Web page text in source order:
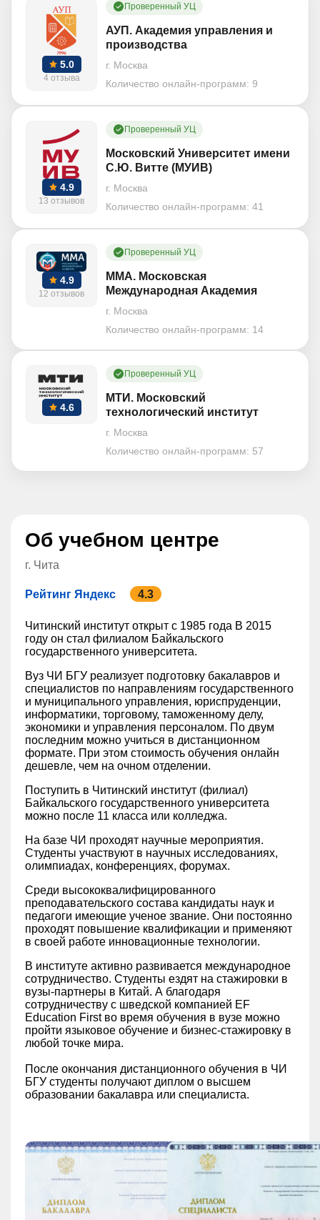
5.0
4 отзыва
Проверенный УЦ
АУП. Академия управления и
производства
г. Москва
Количество онлайн-программ: 9
4.9
13 отзывов
Проверенный УЦ
Московский Университет имени
С.Ю. Витте (МУИВ)
г. Москва
Количество онлайн-программ: 41
4.9
12 отзывов
Проверенный УЦ
ММА. Московская
Международная Академия
г. Москва
Количество онлайн-программ: 14
4.6
Проверенный УЦ
МТИ. Московский
технологический институт
г. Москва
Количество онлайн-программ: 57
Об учебном центре
г. Чита
Рейтинг Яндекс 4.3
Читинский институт открыт с 1985 года В 2015
году он стал филиалом Байкальского
государственного университета.
Вуз ЧИ БГУ реализует подготовку бакалавров и
специалистов по направлениям государственного
и муниципального управления, юриспруденции,
информатики, торговому, таможенному делу,
экономики и управления персоналом. По двум
последним можно учиться в дистанционном
формате. При этом стоимость обучения онлайн
дешевле, чем на очном отделении.
Поступить в Читинский институт (филиал)
Байкальского государственного университета
можно после 11 класса или колледжа.
На базе ЧИ проходят научные мероприятия.
Студенты участвуют в научных исследованиях,
олимпиадах, конференциях, форумах.
Среди высококвалифицированного
преподавательского состава кандидаты наук и
педагоги имеющие ученое звание. Они постоянно
проходят повышение квалификации и применяют
в своей работе инновационные технологии.
В институте активно развивается международное
сотрудничество. Студенты ездят на стажировки в
вузы-партнеры в Китай. А благодаря
сотрудничеству с шведской компанией EF
Education First во время обучения в вузе можно
пройти языковое обучение и бизнес-стажировку в
любой точке мира.
После окончания дистанционного обучения в ЧИ
БГУ студенты получают диплом о высшем
образовании бакалавра или специалиста.